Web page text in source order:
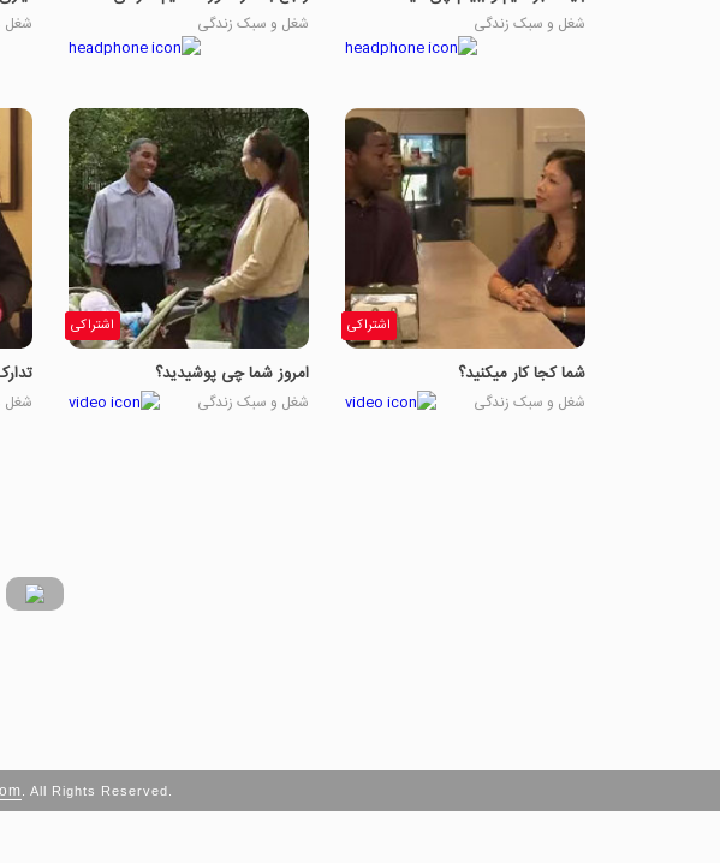
شغل و سبک زندگی شغل و سبک زندگی شغل
اشتراکی
شما کجا کار میکنید؟
شغل و سبک زندگی
اشتراکی
امروز شما چی پوشیدید؟
شغل و سبک زندگی شغل
. All Rights Reserved.